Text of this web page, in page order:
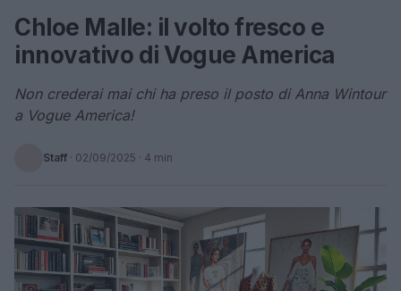
Chloe Malle: il volto fresco e
innovativo di Vogue America
Non crederai mai chi ha preso il posto di Anna Wintour
a Vogue America!
Staff · 02/09/2025 · 4 min